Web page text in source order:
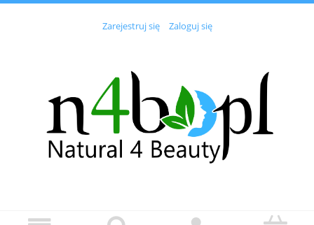
Zarejestruj się Zaloguj się